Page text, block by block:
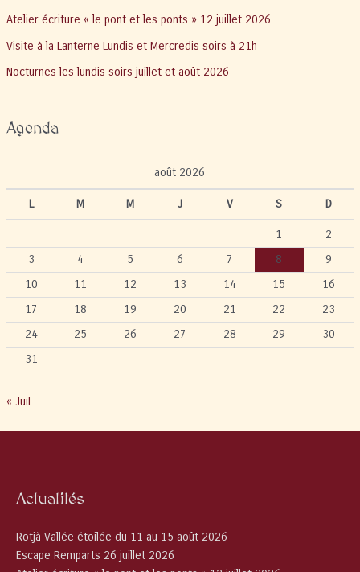
Atelier écriture « le pont et les ponts » 12 juillet 2026
Visite à la Lanterne Lundis et Mercredis soirs à 21h
Nocturnes les lundis soirs juillet et août 2026
Agenda
août 2026
L M M J V S D
1
2
3
4 5 6 7 8
9
10
11 12 13 14 15
16
17
18 19 20 21 22
23
24
25 26 27 28 29
30
31
« Juil
Actualités
Rotjà Vallée étoilée du 11 au 15 août 2026
Escape Remparts 26 juillet 2026